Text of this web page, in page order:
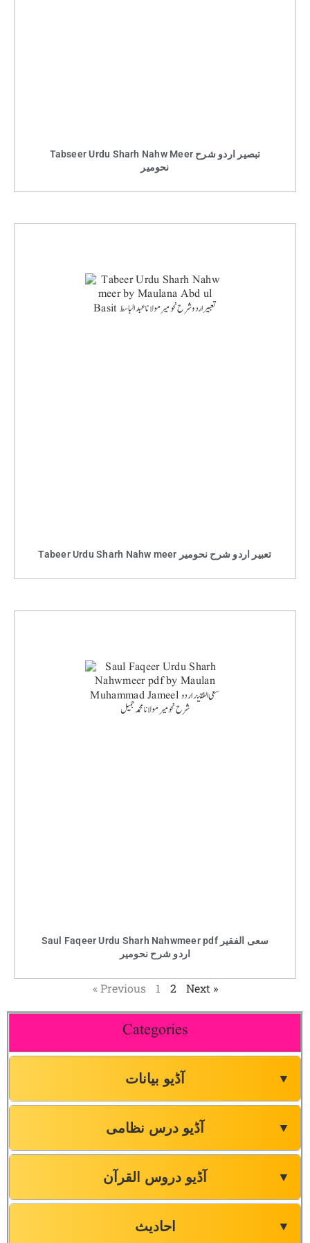
Tabseer Urdu Sharh Nahw Meer تبصیر اردو شرح
نحومیر
Tabeer Urdu Sharh Nahw meer تعبیر اردو شرح نحومیر
Saul Faqeer Urdu Sharh Nahwmeer pdf سعی الفقیر
اردو شرح نحومیر
« Previous 1 2 Next »
Categories
آڈیو بیانات ▼
آڈیو درس نظامی ▼
آڈیو دروس القرآن ▼
احادیث ▼